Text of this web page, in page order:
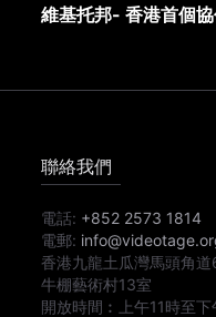
維基托邦- 香港首個
聯絡我們
電話: +852 2573 1814
電郵:
香港九龍土瓜灣馬頭角
牛棚藝術村13室
開放時間︰
上午11時至下